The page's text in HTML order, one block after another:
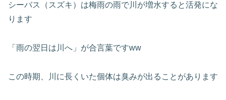
シーバス（スズキ）は梅雨の雨で川が増水すると活発にな
ります
「雨の翌日は川へ」が合言葉ですww
この時期、川に長くいた個体は臭みが出ることがあります